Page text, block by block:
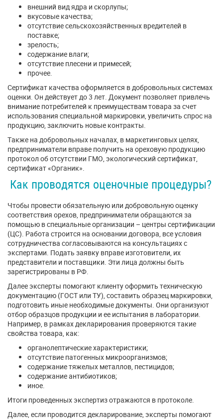
внешний вид ядра и скорлупы;
вкусовые качества;
отсутствие сельскохозяйственных вредителей в
поставке;
зрелость;
содержание влаги;
отсутствие плесени и примесей;
прочее.
Сертификат качества оформляется в добровольных системах
оценки. Он действует до 3 лет. Документ позволяет привлечь
внимание потребителей к преимуществам товара за счет
использования специальной маркировки, увеличить спрос на
продукцию, заключить новые контракты.
Также на добровольных началах, в маркетинговых целях,
предприниматели вправе получить на ореховую продукцию
протокол об отсутствии ГМО, экологический сертификат,
сертификат «Органик».
Как проводятся оценочные процедуры?
Чтобы провести обязательную или добровольную оценку
соответствия орехов, предприниматели обращаются за
помощью в специальные организации – центры сертификации
(ЦС). Работа строится на основании договора, все условия
сотрудничества согласовываются на консультациях с
экспертами. Подать заявку вправе изготовители, их
представители и поставщики. Эти лица должны быть
зарегистрированы в РФ.
Далее эксперты помогают клиенту оформить техническую
документацию (ГОСТ или ТУ), составить образец маркировки,
подготовить иные необходимые документы. Они организуют
отбор образцов продукции и ее испытания в лаборатории.
Например, в рамках декларирования проверяются такие
свойства товара, как:
органолептические характеристики;
отсутствие патогенных микроорганизмов;
содержание тяжелых металлов, пестицидов;
содержание антибиотиков;
иное.
Итоги проведенных экспертиз отражаются в протоколе.
Далее, если проводится декларирование, эксперты помогают